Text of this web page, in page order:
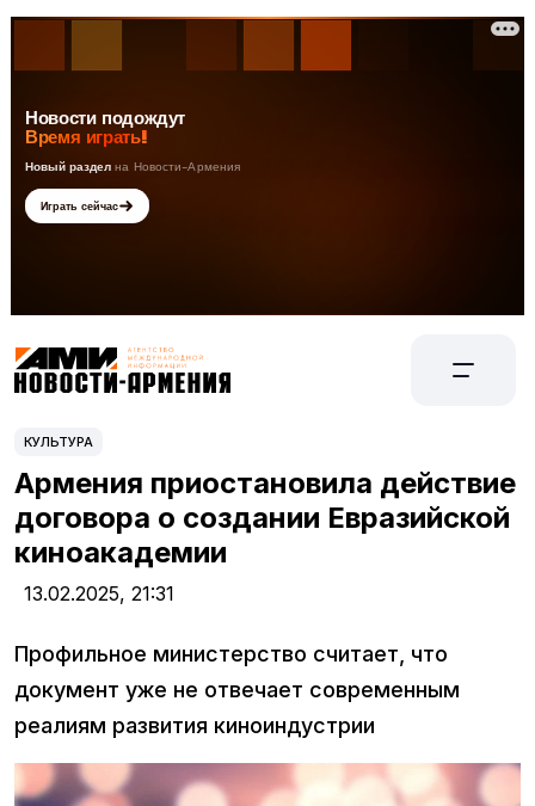
КУЛЬТУРА
Армения приостановила действие
договора о создании Евразийской
киноакадемии
13.02.2025, 21:31
Профильное министерство считает, что
документ уже не отвечает современным
реалиям развития киноиндустрии